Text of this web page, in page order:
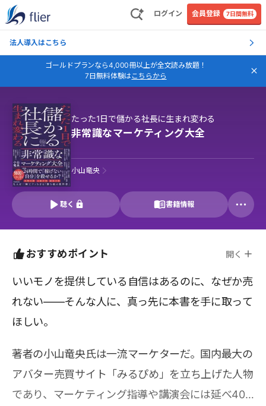
ログイン 会員登録 7日間無料
法人導入はこちら
ゴールドプランなら4,000冊以上が全文読み放題！
7日無料体験はこちらから
たった1日で儲かる社長に生まれ変わる
非常識なマーケティング大全
小山竜央
聴く 書籍情報
おすすめポイント 開く
いいモノを提供している自信はあるのに、なぜか売
れない――そんな人に、真っ先に本書を手に取って
ほしい。
著者の小山竜央氏は一流マーケターだ。国内最大の
アバター売買サイト「みるぴめ」を立ち上げた人物
であり、マーケティング指導や講演会には延べ40